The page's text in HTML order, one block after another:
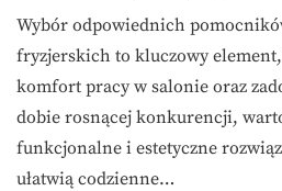
Wybór odpowiednich
fryzjerskich to kluczowy
komfort pracy w salonie oraz
dobie rosnącej konkurencji,
funkcjonalne i estetyczne
ułatwią codzienne…